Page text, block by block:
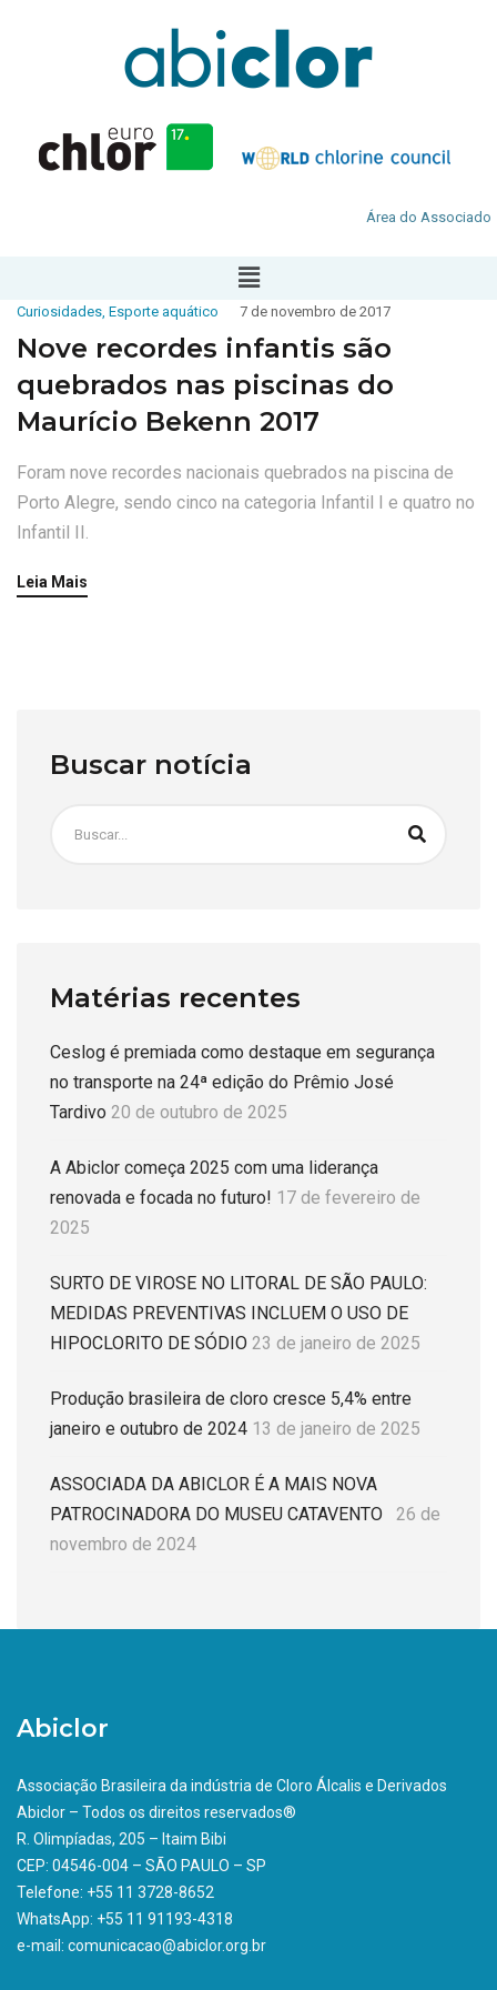
Área do Associado
Curiosidades, Esporte aquático 7 de novembro de 2017
Nove recordes infantis são
quebrados nas piscinas do
Maurício Bekenn 2017
Foram nove recordes nacionais quebrados na piscina de
Porto Alegre, sendo cinco na categoria Infantil I e quatro no
Infantil II.
Leia Mais
Buscar notícia
Matérias recentes
Ceslog é premiada como destaque em segurança
no transporte na 24ª edição do Prêmio José
Tardivo 20 de outubro de 2025
A Abiclor começa 2025 com uma liderança
renovada e focada no futuro! 17 de fevereiro de
2025
SURTO DE VIROSE NO LITORAL DE SÃO PAULO:
MEDIDAS PREVENTIVAS INCLUEM O USO DE
HIPOCLORITO DE SÓDIO 23 de janeiro de 2025
Produção brasileira de cloro cresce 5,4% entre
janeiro e outubro de 2024 13 de janeiro de 2025
ASSOCIADA DA ABICLOR É A MAIS NOVA
PATROCINADORA DO MUSEU CATAVENTO
26 de
novembro de 2024
Abiclor
Associação Brasileira da indústria de Cloro Álcalis e Derivados
Abiclor – Todos os direitos reservados®
R. Olimpíadas, 205 – Itaim Bibi
CEP: 04546-004 – SÃO PAULO – SP
Telefone: +55 11 3728-8652
WhatsApp: +55 11 91193-4318
e-mail: comunicacao@abiclor.org.br